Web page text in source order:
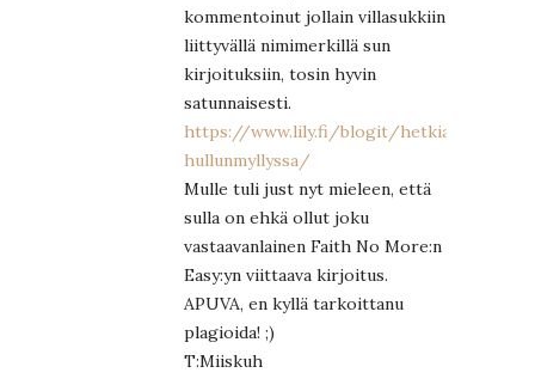
kommentoinut jollain villasukkiin
liittyvällä nimimerkillä sun
kirjoituksiin, tosin hyvin
satunnaisesti.
https://www.lily.fi/blogit/hetkia-
hullunmyllyssa/
Mulle tuli just nyt mieleen, että
sulla on ehkä ollut joku
vastaavanlainen Faith No More:n
Easy:yn viittaava kirjoitus.
APUVA, en kyllä tarkoittanu
plagioida! ;)
T:Miiskuh